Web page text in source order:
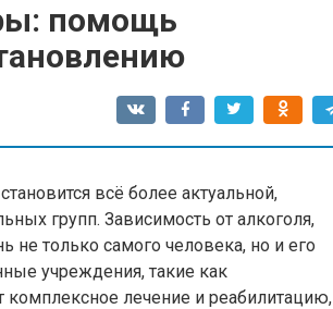
помощь
всё более актуальной,
групп. Зависимость от алкоголя,
не только самого человека, но и его
учреждения, такие как
комплексное лечение и реабилитацию,